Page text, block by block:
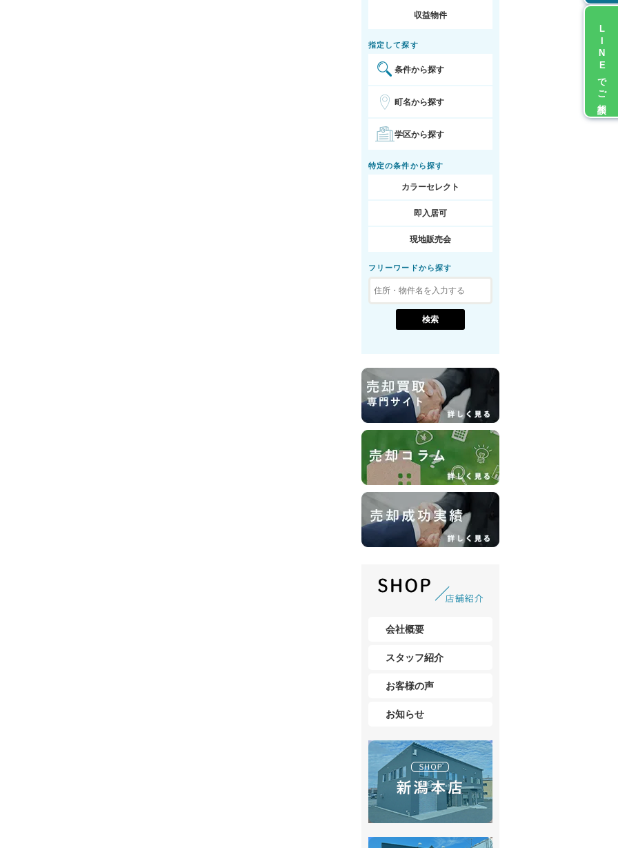
収益物件
指定して探す
条件から探す
町名から探す
学区から探す
特定の条件から探す
カラーセレクト
即入居可
現地販売会
フリーワードから探す
会社概要
スタッフ紹介
お客様の声
お知らせ
LINEでご相談